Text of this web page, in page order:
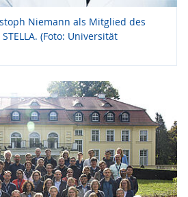
Niemann als Mitglied des
(Foto: Universität